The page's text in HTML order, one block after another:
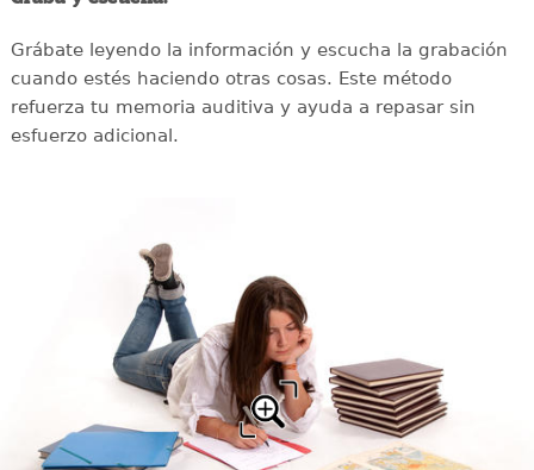
Grábate leyendo la información y escucha la grabación
cuando estés haciendo otras cosas. Este método
refuerza tu memoria auditiva y ayuda a repasar sin
esfuerzo adicional.